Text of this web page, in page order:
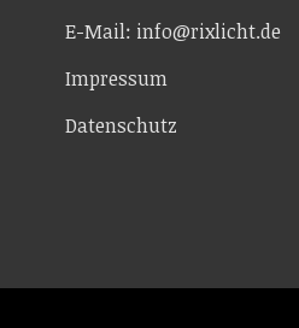
E-Mail: info@rixlicht.de
Impressum
Datenschutz